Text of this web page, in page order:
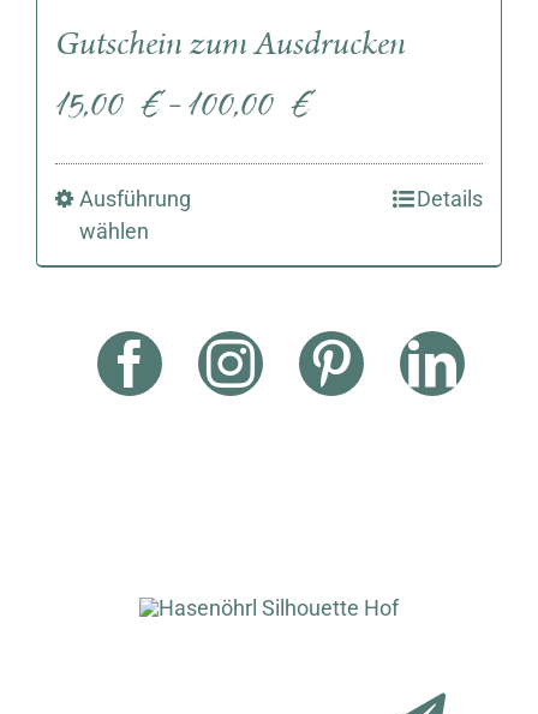
Gutschein zum Ausdrucken
15,00€ – 100,00€
Ausführung
wählen
Details